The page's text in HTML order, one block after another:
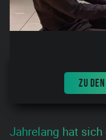
ZU
Jahrelang hat